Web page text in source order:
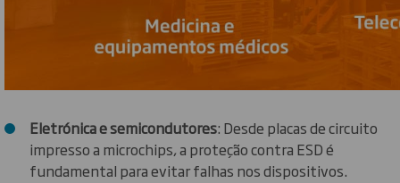
Eletrónica e semicondutores: Desde placas de circuito
impresso a microchips, a proteção contra ESD é
fundamental para evitar falhas nos dispositivos.